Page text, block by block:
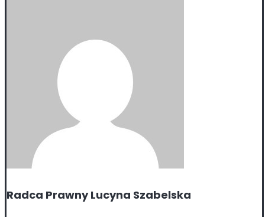
Radca Prawny Lucyna Szabelska